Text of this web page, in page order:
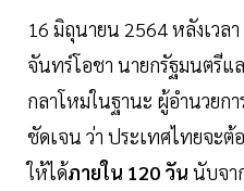
16 มิถุนายน 2564 หลังเวล
จันทร์โอชา นายกรัฐมนตรีแ
กลาโหมในฐานะ ผู้อำนวยก
ชัดเจน ว่า ประเทศไทยจะต้
ให้ได้ภายใน 120 วัน นับจา